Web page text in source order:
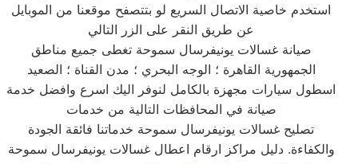
استخدم خاصية الاتصال السريع لو بتتصفح موقعنا من الموبايل
عن طريق النقر على الزر التالي
صيانة غسالات يونيفرسال سموحة تغطى جميع مناطق
الجمهورية القاهرة ؛ الوجه البحري ؛ مدن القناة ؛ الصعيد
اسطول سيارات مجهزة بالكامل لنوفر اليك اسرع وافضل خدمة
صيانة في المحافظات التالية من خدمات
تصليح غسالات يونيفرسال سموحة خدماتنا فائقة الجودة
والكفاءة. دليل مراكز ارقام اعطال غسالات يونيفرسال سموحة